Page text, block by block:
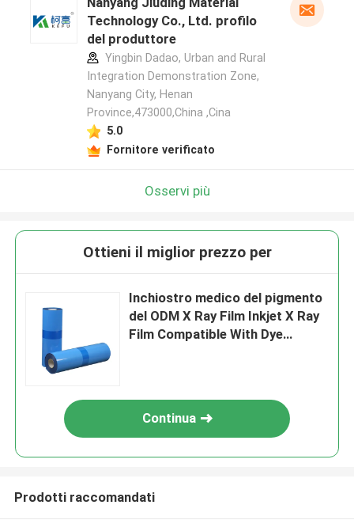
Technology Co., Ltd. profilo
del produttore
Yingbin Dadao, Urban and Rural
Integration Demonstration Zone,
Nanyang City, Henan
Province,473000,China ,Cina
5.0
Fornitore verificato
Osservi più
Ottieni il miglior prezzo per
Inchiostro medico del pigmento
del ODM X Ray Film Inkjet X Ray
Film Compatible With Dye
Continua
Prodotti raccomandati